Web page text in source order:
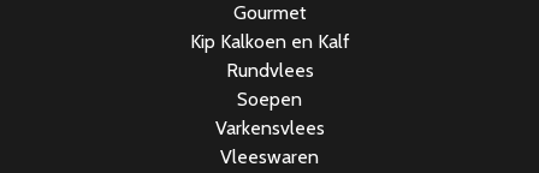
Gourmet
Kip Kalkoen en Kalf
Rundvlees
Soepen
Varkensvlees
Vleeswaren